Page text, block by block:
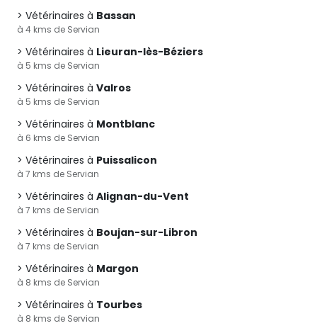
Vétérinaires à Bassan
à 4 kms de Servian
Vétérinaires à Lieuran-lès-Béziers
à 5 kms de Servian
Vétérinaires à Valros
à 5 kms de Servian
Vétérinaires à Montblanc
à 6 kms de Servian
Vétérinaires à Puissalicon
à 7 kms de Servian
Vétérinaires à Alignan-du-Vent
à 7 kms de Servian
Vétérinaires à Boujan-sur-Libron
à 7 kms de Servian
Vétérinaires à Margon
à 8 kms de Servian
Vétérinaires à Tourbes
à 8 kms de Servian